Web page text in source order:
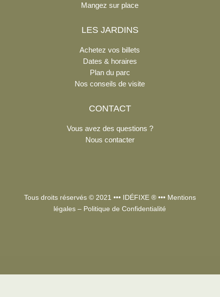
Mangez sur place
LES JARDINS
Achetez vos billets
Dates & horaires
Plan du parc
Nos conseils de visite
CONTACT
Vous avez des questions ?
Nous contacter
Tous droits réservés © 2021 ••• IDÉFIXE® ••• Mentions
légales – Politique de Confidentialité